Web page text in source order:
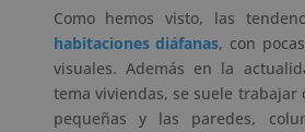
Como hemos visto, las
habitaciones diáfanas, con
visuales. Además en la
tema viviendas, se suele trabajar
pequeñas y las paredes,